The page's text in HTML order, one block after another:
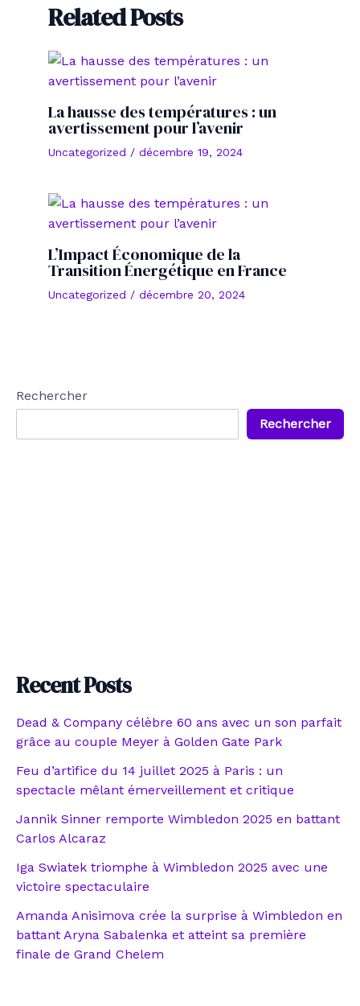
Related Posts
La hausse des températures : un
avertissement pour l’avenir
Uncategorized / décembre 19, 2024
L’Impact Économique de la
Transition Énergétique en France
Uncategorized / décembre 20, 2024
Rechercher
Rechercher
Recent Posts
Dead & Company célèbre 60 ans avec un son parfait
grâce au couple Meyer à Golden Gate Park
Feu d’artifice du 14 juillet 2025 à Paris : un
spectacle mêlant émerveillement et critique
Jannik Sinner remporte Wimbledon 2025 en battant
Carlos Alcaraz
Iga Swiatek triomphe à Wimbledon 2025 avec une
victoire spectaculaire
Amanda Anisimova crée la surprise à Wimbledon en
battant Aryna Sabalenka et atteint sa première
finale de Grand Chelem